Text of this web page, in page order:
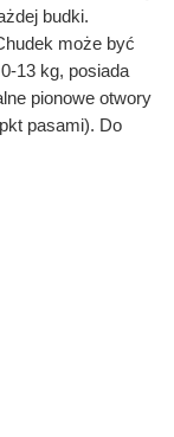
budki.
może być
13 kg, posiada
pionowe otwory
pasami). Do